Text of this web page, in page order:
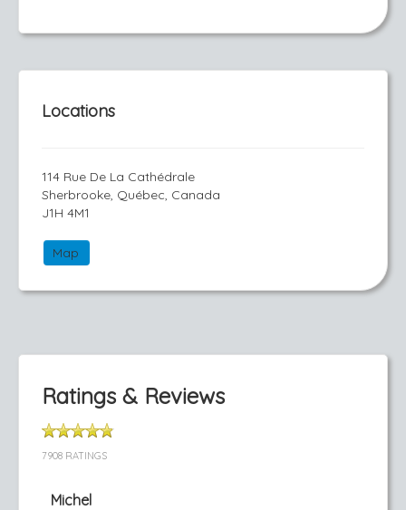
Locations
114 Rue De La Cathédrale
Sherbrooke, Québec, Canada
J1H 4M1
Map
Ratings & Reviews
7908 RATINGS
Michel